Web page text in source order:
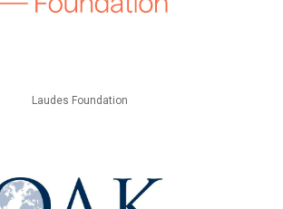
Laudes Foundation